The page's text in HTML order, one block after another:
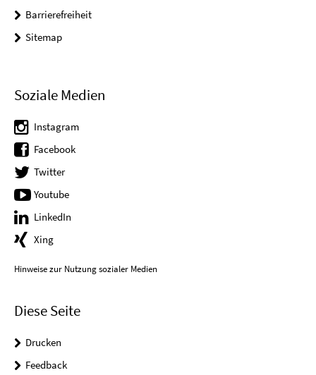
Barrierefreiheit
Sitemap
Soziale Medien
Instagram
Facebook
Twitter
Youtube
LinkedIn
Xing
Hinweise zur Nutzung sozialer Medien
Diese Seite
Drucken
Feedback